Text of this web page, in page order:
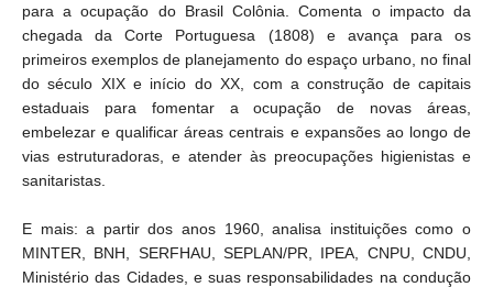
para a ocupação do Brasil Colônia. Comenta o impacto da
chegada da Corte Portuguesa (1808) e avança para os
primeiros exemplos de planejamento do espaço urbano, no final
do século XIX e início do XX, com a construção de capitais
estaduais para fomentar a ocupação de novas áreas,
embelezar e qualificar áreas centrais e expansões ao longo de
vias estruturadoras, e atender às preocupações higienistas e
sanitaristas.
​E mais: a partir dos anos 1960, analisa instituições como o
MINTER, BNH, SERFHAU, SEPLAN/PR, IPEA, CNPU, CNDU,
Ministério das Cidades, e suas responsabilidades na condução